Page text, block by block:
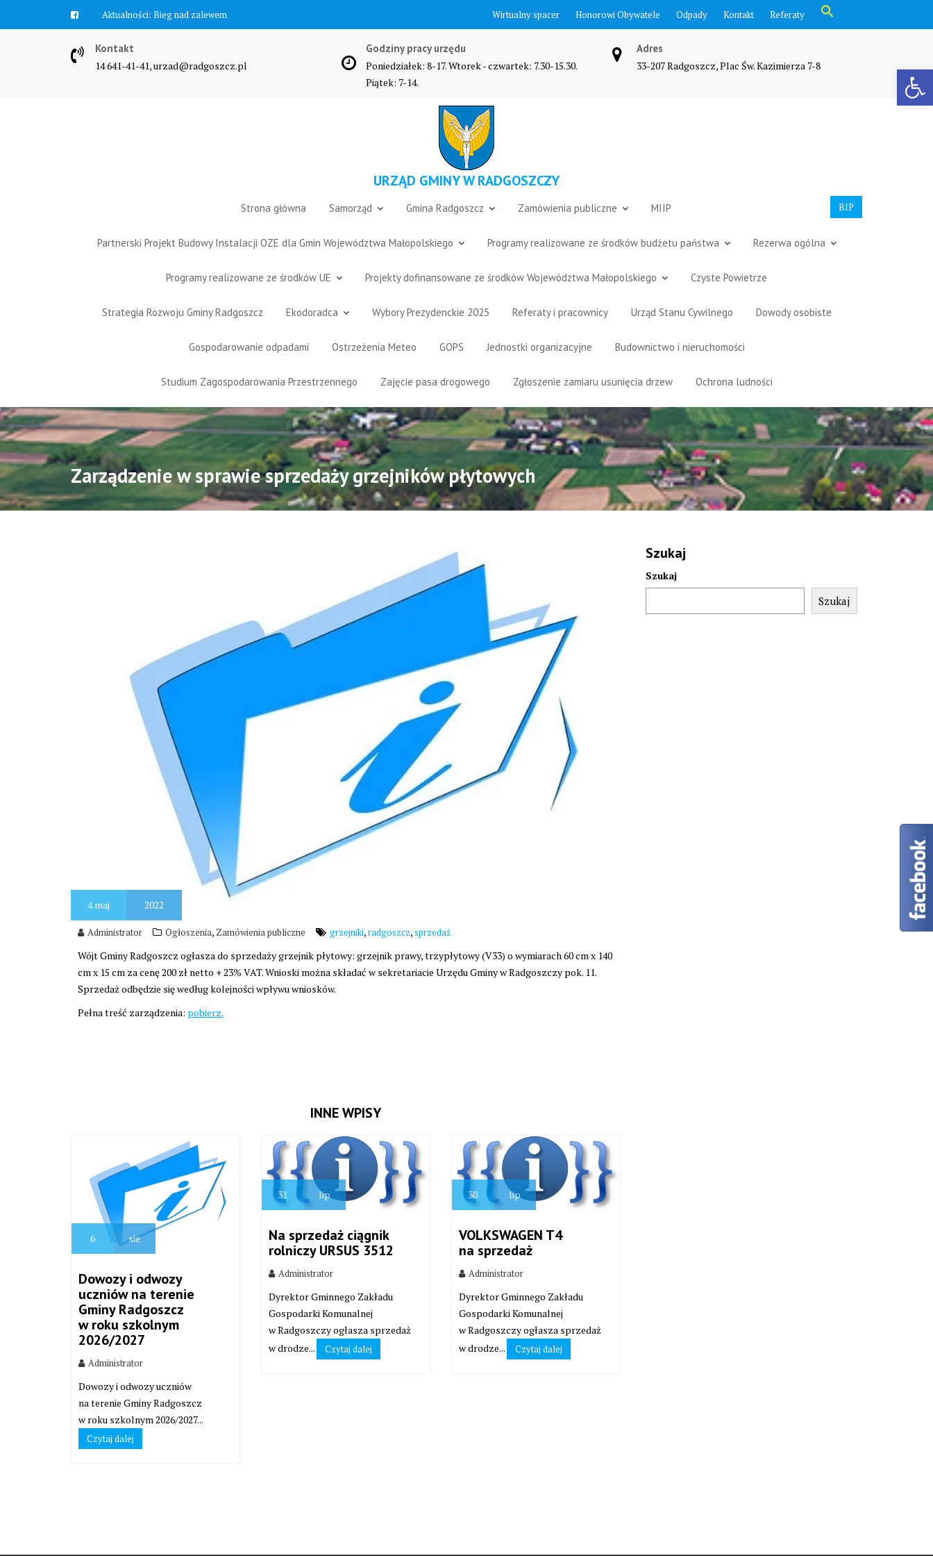
Otwórz pasek narzędzi
Aktualności: Bieg nad zalewem Wirtualny spacer Honorowi Obywatele Odpady Kontakt Referaty
Search Button
Kontakt
14 641-41-41, urzad@radgoszcz.pl
Godziny pracy urzędu
Poniedziałek: 8-17. Wtorek - czwartek: 7.30-15.30.
Piątek: 7-14.
Adres
33-207 Radgoszcz, Plac Św. Kazimierza 7-8
URZĄD GMINY W RADGOSZCZY
BIP
Strona główna Samorząd Gmina Radgoszcz Zamówienia publiczne MIIP
Partnerski Projekt Budowy Instalacji OZE dla Gmin Województwa Małopolskiego Programy realizowane ze środków budżetu państwa Rezerwa ogólna
Programy realizowane ze środków UE Projekty dofinansowane ze środków Województwa Małopolskiego Czyste Powietrze
Strategia Rozwoju Gminy Radgoszcz Ekodoradca Wybory Prezydenckie 2025 Referaty i pracownicy Urząd Stanu Cywilnego Dowody osobiste
Gospodarowanie odpadami Ostrzeżenia Meteo GOPS Jednostki organizacyjne Budownictwo i nieruchomości
Studium Zagospodarowania Przestrzennego Zajęcie pasa drogowego Zgłoszenie zamiaru usunięcia drzew Ochrona ludności
Zarządzenie w sprawie sprzedaży grzejników płytowych
4maj 2022
Administrator Ogłoszenia, Zamówienia publiczne grzejniki,radgoszcz,sprzedaż
Wójt Gminy Radgoszcz ogłasza do sprzedaży grzejnik płytowy: grzejnik prawy, trzypłytowy (V33) o wymiarach 60 cm x 140
cm x 15 cm za cenę 200 zł netto + 23% VAT. Wnioski można składać w sekretariacie Urzędu Gminy w Radgoszczy pok. 11.
Sprzedaż odbędzie się według kolejności wpływu wniosków.
Pełna treść zarządzenia: pobierz.
INNE WPISY
6 sie
Dowozy i odwozy
uczniów na terenie
Gminy Radgoszcz
w roku szkolnym
2026/2027
Administrator
Dowozy i odwozy uczniów
na terenie Gminy Radgoszcz
w roku szkolnym 2026/2027...
Czytaj dalej
31 lip
Na sprzedaż ciągnik
rolniczy URSUS 3512
Administrator
Dyrektor Gminnego Zakładu
Gospodarki Komunalnej
w Radgoszczy ogłasza sprzedaż
w drodze...
Czytaj dalej
30 lip
VOLKSWAGEN T4
na sprzedaż
Administrator
Dyrektor Gminnego Zakładu
Gospodarki Komunalnej
w Radgoszczy ogłasza sprzedaż
w drodze...
Czytaj dalej
Szukaj
Szukaj
Szukaj